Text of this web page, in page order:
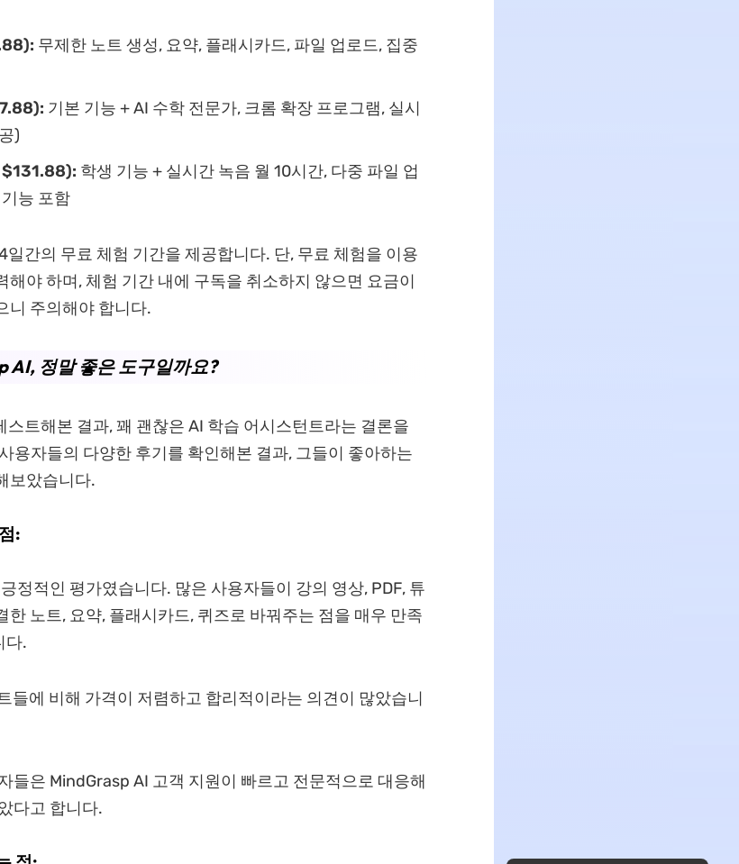
무제한 노트 생성, 요약, 플래시카드, 파일 업로드, 집중
기본 기능 + AI 수학 전문가, 크롬 확장 프로그램, 실시
)
$131.88): 학생 기능 + 실시간 녹음 월 10시간, 다중 파일 업
능 포함
일간의 무료 체험 기간을 제공합니다. 단, 무료 체험을 이용
해야 하며, 체험 기간 내에 구독을 취소하지 않으면 요금이
니 주의해야 합니다.
AI, 정말 좋은 도구일까요?
스트해본 결과, 꽤 괜찮은 AI 학습 어시스턴트라는 결론을
용자들의 다양한 후기를 확인해본 결과, 그들이 좋아하는
보았습니다.
:
정적인 평가였습니다. 많은 사용자들이 강의 영상, PDF, 튜
한 노트, 요약, 플래시카드, 퀴즈로 바꿔주는 점을 매우 만족
다.
들에 비해 가격이 저렴하고 합리적이라는 의견이 많았습니
들은 MindGrasp AI 고객 지원이 빠르고 전문적으로 대응해
다고 합니다.